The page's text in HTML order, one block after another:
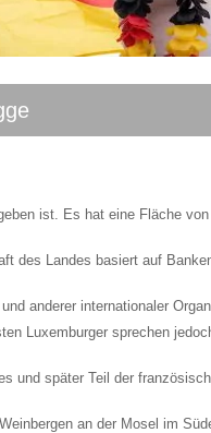
ist. Es hat eine Fläche
des Landes basiert auf
anderer internationaler
Luxemburger sprechen
und später Teil der
an der Mosel im